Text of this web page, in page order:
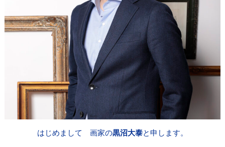
はじめまして 画家の黒沼大泰と申します。